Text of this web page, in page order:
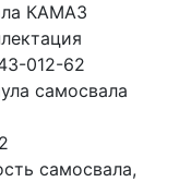
КАМАЗ
012-62
самосвала
самосвала,